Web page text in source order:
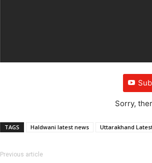
Sorry,
TAGS Haldwani latest news Uttarakhand
Previous article